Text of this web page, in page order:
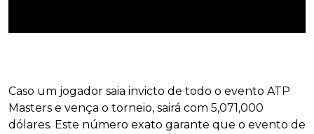
Caso um jogador saia invicto de todo o evento ATP
Masters e vença o torneio, sairá com 5,071,000
dólares. Este número exato garante que o evento de